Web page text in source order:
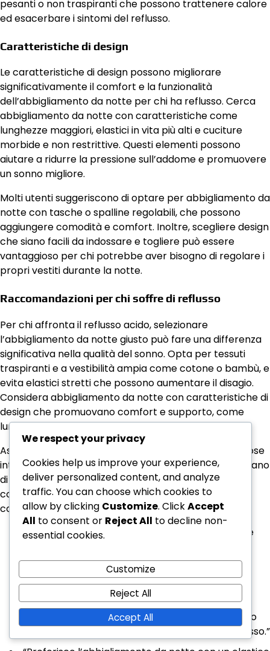
pesanti o non traspiranti che possono trattenere calore
ed esacerbare i sintomi del reflusso.
Caratteristiche di design
Le caratteristiche di design possono migliorare
significativamente il comfort e la funzionalità
dell’abbigliamento da notte per chi ha reflusso. Cerca
abbigliamento da notte con caratteristiche come
lunghezze maggiori, elastici in vita più alti e cuciture
morbide e non restrittive. Questi elementi possono
aiutare a ridurre la pressione sull’addome e promuovere
un sonno migliore.
Molti utenti suggeriscono di optare per abbigliamento da
notte con tasche o spalline regolabili, che possono
aggiungere comodità e comfort. Inoltre, scegliere design
che siano facili da indossare e togliere può essere
vantaggioso per chi potrebbe aver bisogno di regolare i
propri vestiti durante la notte.
Raccomandazioni per chi soffre di reflusso
Per chi affronta il reflusso acido, selezionare
l’abbigliamento da notte giusto può fare una differenza
significativa nella qualità del sonno. Opta per tessuti
traspiranti e a vestibilità ampia come cotone o bambù, e
evita elastici stretti che possono aumentare il disagio.
Considera abbigliamento da notte con caratteristiche di
design che promuovano comfort e supporto, come
lunghezze maggiori o vestibilità regolabili.
Ascoltare le esperienze degli utenti può fornire preziose
intuizioni su ciò che funziona meglio. Molti raccomandano
di provare diversi stili e tessuti per trovare la
combinazione perfetta che allevi i sintomi e migliori il
comfort complessivo durante il sonno.
“Passare a pigiami in cotone ha fatto una grande
“Ho scoperto che l’abbigliamento da notte a
vestibilità ampia mi aiuta a dormire meglio senza
“I tessuti che assorbono l’umidità mi mantengono
fresco e comodo, il che è essenziale per il mio reflusso.”
We respect your privacy
Cookies help us improve your experience,
deliver personalized content, and analyze
traffic. You can choose which cookies to
allow by clicking Customize. ClickAccept
All to consent or Reject All to decline non-
essential cookies.
Customize
Reject All
Accept All